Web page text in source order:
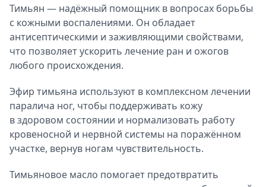
Тимьян — надёжный помощник в вопросах борьбы
с кожными воспалениями. Он обладает
антисептическими и заживляющими свойствами,
что позволяет ускорить лечение ран и ожогов
любого происхождения.
Эфир тимьяна используют в комплексном лечении
паралича ног, чтобы поддерживать кожу
в здоровом состоянии и нормализовать работу
кровеносной и нервной системы на поражённом
участке, вернув ногам чувствительность.
Тимьяновое масло помогает предотвратить